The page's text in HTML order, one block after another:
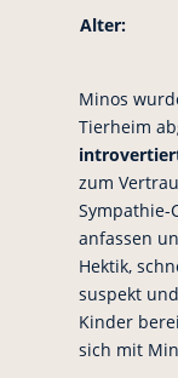
Alter:
Minos
Tierheim
zum
Sympathie-
anfassen
Hektik,
suspekt
Kinder
sich mit